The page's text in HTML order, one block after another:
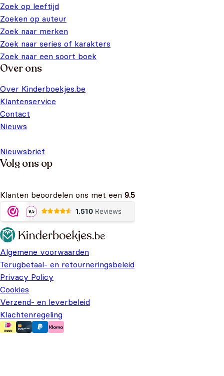
Zoek op leeftijd
Zoeken op auteur
Zoek naar merken
Zoek naar series of karakters
Zoek naar een soort boek
Over ons
Over Kinderboekjes.be
Klantenservice
Contact
Nieuws
Nieuwsbrief
Volg ons op
Klanten beoordelen ons met een 9.5
Algemene voorwaarden
Terugbetaal- en retourneringsbeleid
Privacy Policy
Cookies
Verzend- en leverbeleid
Klachtenregeling